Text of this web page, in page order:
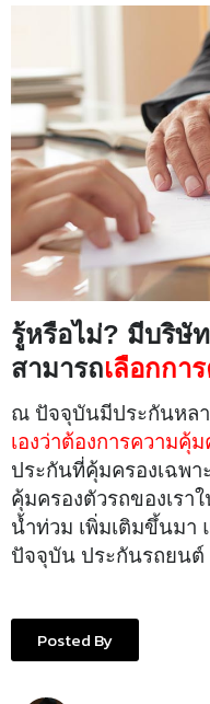
รู้หรือไม่? มีบริษั
สามารถเลือกกา
ณ ปัจจุบันมีประกันหลา
เองว่าต้องการความคุ้
ประกันที่คุ้มครองเฉพ
คุ้มครองตัวรถของเรา
น้ำท่วม เพิ่มเติมขึ้นมา
ปัจจุบัน ประกันรถยนต์
Posted By